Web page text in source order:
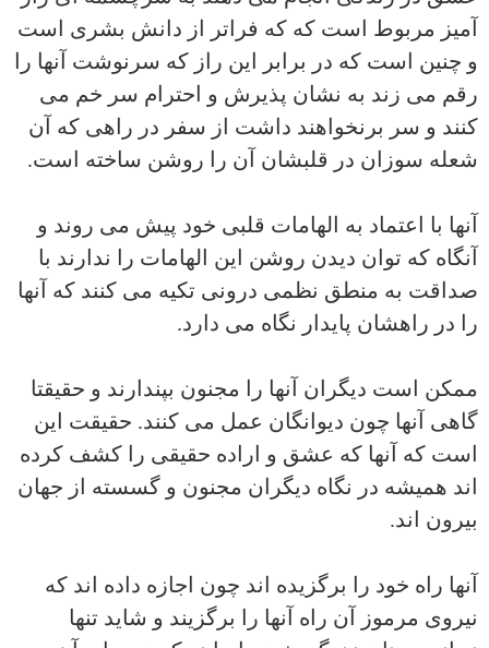
آمیز مربوط است که که فراتر از دانش بشری است
و چنین است که در برابر این راز که سرنوشت آنها را
رقم می زند به نشان پذیرش و احترام سر خم می
کنند و سر برنخواهند داشت از سفر در راهی که آن
شعله سوزان در قلبشان آن را روشن ساخته است.
آنها با اعتماد به الهامات قلبی خود پیش می روند و
آنگاه که توان دیدن روشن این الهامات را ندارند با
صداقت به منطق نظمی درونی تکیه می کنند که آنها
را در راهشان پایدار نگاه می دارد.
ممکن است دیگران آنها را مجنون بپندارند و حقیقتا
گاهی آنها چون دیوانگان عمل می کنند. حقیقت این
است که آنها که عشق و اراده حقیقی را کشف کرده
اند همیشه در نگاه دیگران مجنون و گسسته از جهان
بیرون اند.
آنها راه خود را برگزیده اند چون اجازه داده اند که
نیروی مرموز آن راه آنها را برگزیند و شاید تنها